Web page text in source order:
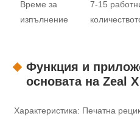
Време за
изпълнение
7-15
Функция и
основата на Zeal X
Характеристика: Печатна